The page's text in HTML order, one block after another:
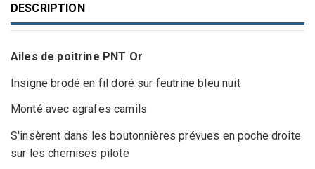
DESCRIPTION
Ailes de poitrine PNT Or
Insigne brodé en fil doré sur feutrine bleu nuit
Monté avec agrafes camils
S'insèrent dans les boutonnières prévues en poche droite
sur les chemises pilote